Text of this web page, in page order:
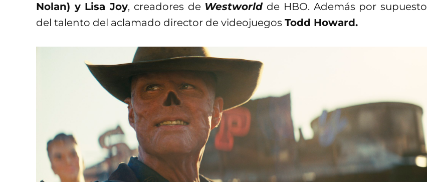
Nolan) y Lisa Joy, creadores de Westworldde HBO. Además por supuesto
del talento del aclamado director de videojuegos Todd Howard.